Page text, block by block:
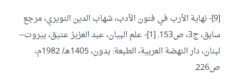
[9]- نهاية الأرب في فنون الأدب، شهاب الدين النويري، مرجع
سابق، ج3، ص153. [1]- علم البيان، عبد العزيز عتيق، بيروت–
لبنان، دار النهضة العربية، الطبعة: بدون، 1405هـ/ 1982م،
ص226.